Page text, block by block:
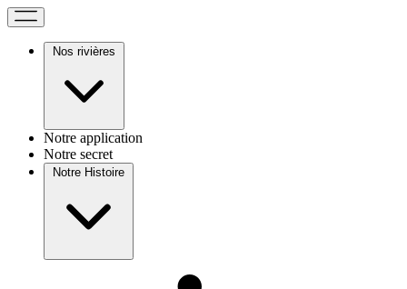
Nos rivières
Notre application
Notre secret
Notre Histoire